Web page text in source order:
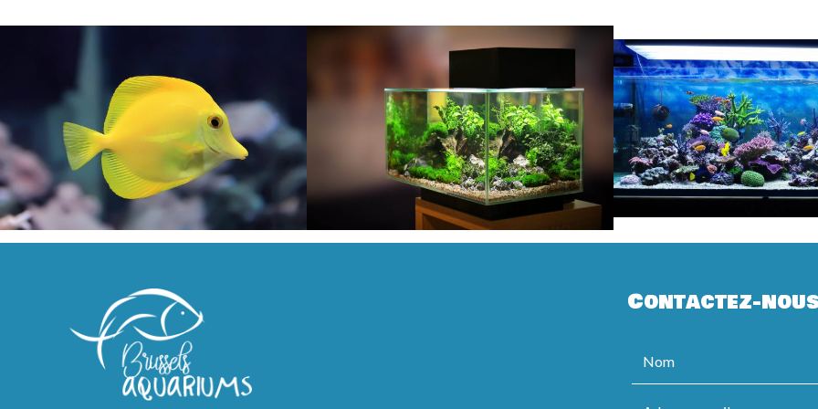
Contactez-